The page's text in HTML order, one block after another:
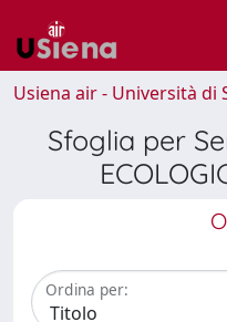
Usiena air - Università di
Sfoglia per
Ordina per: